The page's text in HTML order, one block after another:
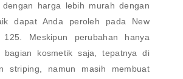
harga lebih murah dengan
dapat Anda peroleh pada New
125. Meskipun perubahan hanya
bagian kosmetik saja, tepatnya di
striping, namun masih membuat